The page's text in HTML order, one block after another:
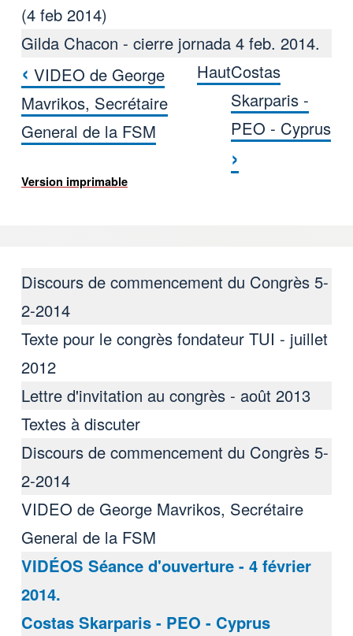
(4 feb 2014)
Gilda Chacon - cierre jornada 4 feb. 2014.
Liens transversaux de livre pour
‹ VIDEO de George
Mavrikos, Secrétaire
General de la FSM
HautCostas
Skarparis -
PEO - Cyprus
›
Version imprimable
Discours de commencement du Congrès 5-
2-2014
Texte pour le congrès fondateur TUI - juillet
2012
Lettre d'invitation au congrès - août 2013
Textes à discuter
Discours de commencement du Congrès 5-
2-2014
VIDEO de George Mavrikos, Secrétaire
General de la FSM
VIDÉOS Séance d'ouverture - 4 février
2014.
Costas Skarparis - PEO - Cyprus